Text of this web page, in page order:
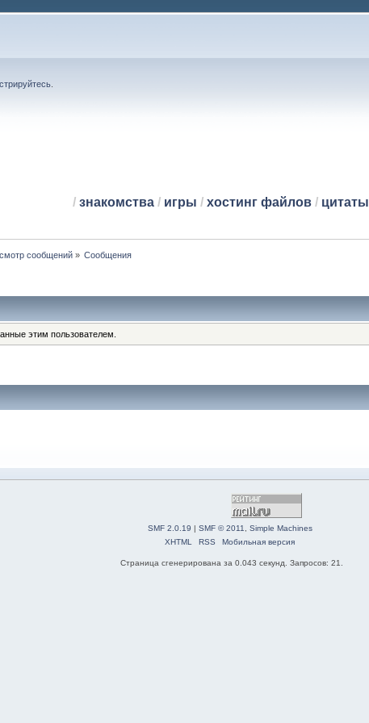
/ знакомства/ игры / хостинг файлов/ цитаты
сообщений » Сообщения
этим пользователем.
SMF 2.0.19 SMF © 2011, Simple Machines
XHTML
RSS Мобильная версия
Страница сгенерирована за 0.043 секунд. Запросов: 21.